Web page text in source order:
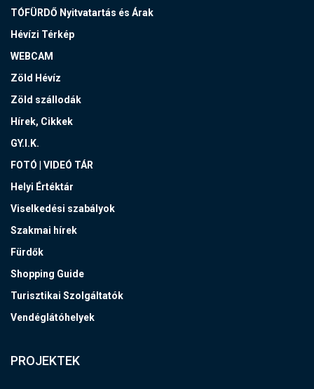
TÓFÜRDŐ Nyitvatartás és Árak
Hévízi Térkép
WEBCAM
Zöld Hévíz
Zöld szállodák
Hírek, Cikkek
GY.I.K.
FOTÓ | VIDEÓ TÁR
Helyi Értéktár
Viselkedési szabályok
Szakmai hírek
Fürdők
Shopping Guide
Turisztikai Szolgáltatók
Vendéglátóhelyek
PROJEKTEK